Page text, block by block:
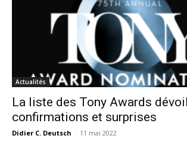
Actualités
La liste des Tony Awards
confirmations et surprises
Didier C. Deutsch - 11 mai 2022